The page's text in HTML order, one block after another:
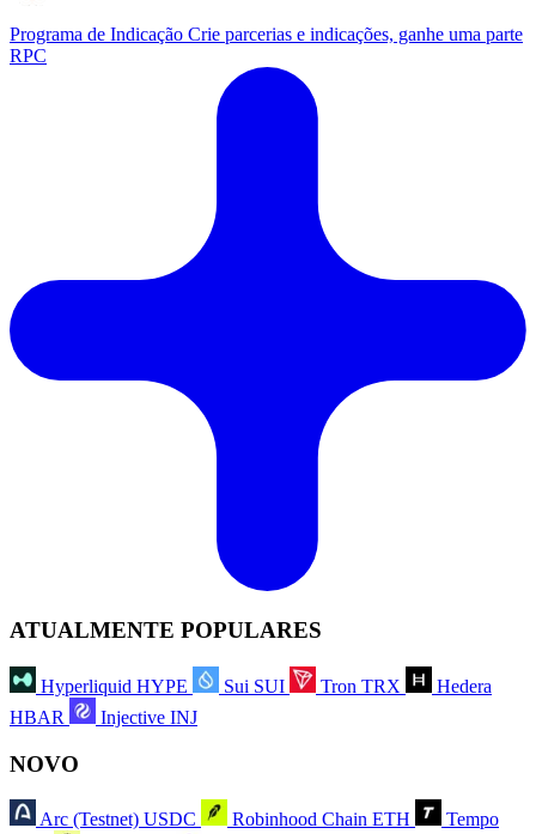
Programa de Indicação Crie parcerias e indicações, ganhe uma parte
RPC
ATUALMENTE POPULARES
Hyperliquid HYPE Sui SUI Tron TRX
Hedera
HBAR
Injective INJ
NOVO
Arc (Testnet) USDC Robinhood Chain ETH
Tempo